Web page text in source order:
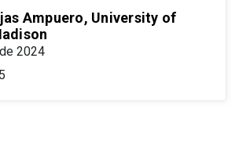
Ampuero, University of
2024